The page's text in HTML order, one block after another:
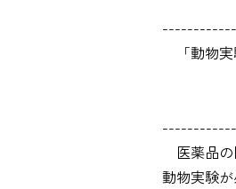
「動物実
九州
医薬品の
動物実験